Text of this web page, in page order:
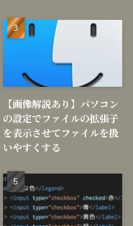
で画像を準備する手順に
【画像解説あり】パソコン
の設定でファイルの拡張子